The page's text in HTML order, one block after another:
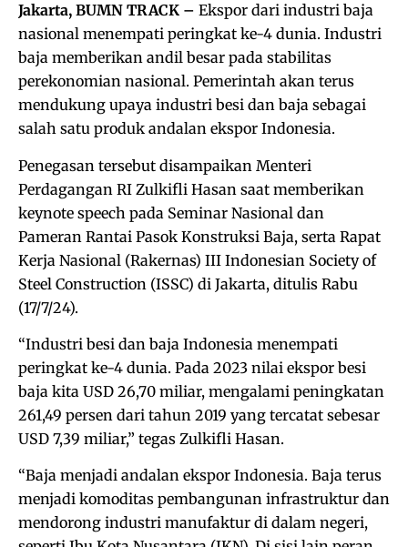
Jakarta, BUMN TRACK – Ekspor dari industri baja
nasional menempati peringkat ke-4 dunia. Industri
baja memberikan andil besar pada stabilitas
perekonomian nasional. Pemerintah akan terus
mendukung upaya industri besi dan baja sebagai
salah satu produk andalan ekspor Indonesia.
Penegasan tersebut disampaikan Menteri
Perdagangan RI Zulkifli Hasan saat memberikan
keynote speech pada Seminar Nasional dan
Pameran Rantai Pasok Konstruksi Baja, serta Rapat
Kerja Nasional (Rakernas) III Indonesian Society of
Steel Construction (ISSC) di Jakarta, ditulis Rabu
(17/7/24).
“Industri besi dan baja Indonesia menempati
peringkat ke-4 dunia. Pada 2023 nilai ekspor besi
baja kita USD 26,70 miliar, mengalami peningkatan
261,49 persen dari tahun 2019 yang tercatat sebesar
USD 7,39 miliar,” tegas Zulkifli Hasan.
“Baja menjadi andalan ekspor Indonesia. Baja terus
menjadi komoditas pembangunan infrastruktur dan
mendorong industri manufaktur di dalam negeri,